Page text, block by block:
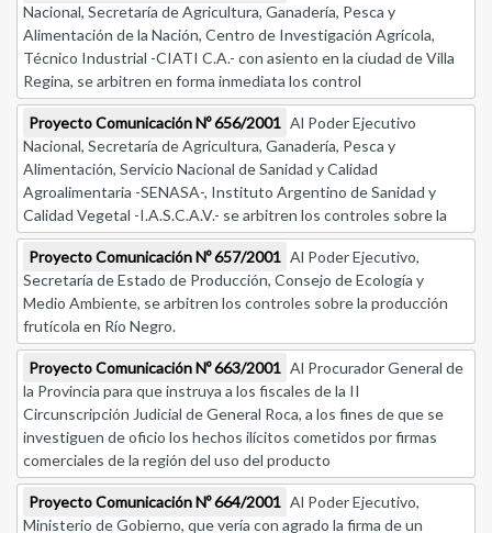
Nacional, Secretaría de Agricultura, Ganadería, Pesca y
Alimentación de la Nación, Centro de Investigación Agrícola,
Técnico Industrial -CIATI C.A.- con asiento en la ciudad de Villa
Regina, se arbitren en forma inmediata los control
Proyecto Comunicación Nº 656/2001 Al Poder Ejecutivo
Nacional, Secretaría de Agricultura, Ganadería, Pesca y
Alimentación, Servicio Nacional de Sanidad y Calidad
Agroalimentaria -SENASA-, Instituto Argentino de Sanidad y
Calidad Vegetal -I.A.S.C.A.V.- se arbitren los controles sobre la
Proyecto Comunicación Nº 657/2001 Al Poder Ejecutivo,
Secretaría de Estado de Producción, Consejo de Ecología y
Medio Ambiente, se arbitren los controles sobre la producción
frutícola en Río Negro.
Proyecto Comunicación Nº 663/2001 Al Procurador General de
la Provincia para que instruya a los fiscales de la II
Circunscripción Judicial de General Roca, a los fines de que se
investiguen de oficio los hechos ilícitos cometidos por firmas
comerciales de la región del uso del producto
Proyecto Comunicación Nº 664/2001 Al Poder Ejecutivo,
Ministerio de Gobierno, que vería con agrado la firma de un